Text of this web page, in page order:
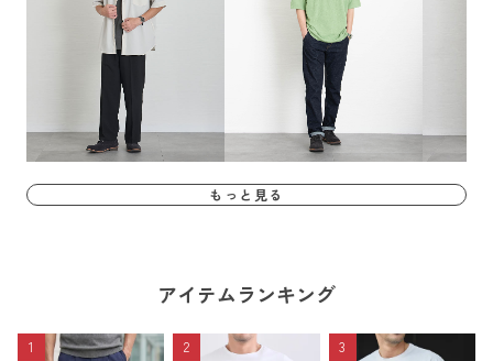
もっと見る
アイテムランキング
1 2 3